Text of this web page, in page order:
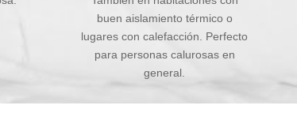
buen aislamiento térmico o
lugares con calefacción. Perfecto
para personas calurosas en
general.